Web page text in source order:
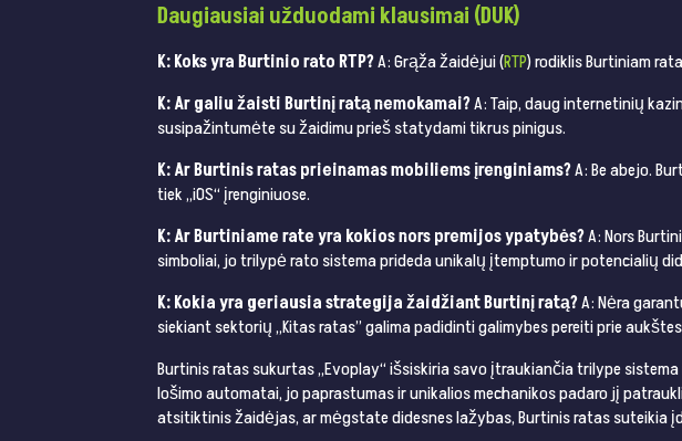
Daugiausiai užduodami klausimai (DUK)
K: Koks yra Burtinio rato RTP?A: Grąža žaidėjui (RTP) rodiklis Burtiniam
K: Ar galiu žaisti Burtinį ratą nemokamai?A: Taip, daug internetinių
susipažintumėte su žaidimu prieš statydami tikrus pinigus​​​​.
K: Ar Burtinis ratas prieinamas mobiliems įrenginiams?A: Be abejo.
tiek „iOS“ įrenginiuose​​​​.
K: Ar Burtiniame rate yra kokios nors premijos ypatybės?A: Nors
simboliai, jo trilypė rato sistema prideda unikalų įtemptumo ir potencialių
K: Kokia yra geriausia strategija žaidžiant Burtinį ratą?A: Nėra
siekiant sektorių „Kitas ratas” galima padidinti galimybes pereiti prie
Burtinis ratas sukurtas „Evoplay“ išsiskiria savo įtraukiančia trilype
lošimo automatai, jo paprastumas ir unikalios mechanikos padaro jį
atsitiktinis žaidėjas, ar mėgstate didesnes lažybas, Burtinis ratas suteikia